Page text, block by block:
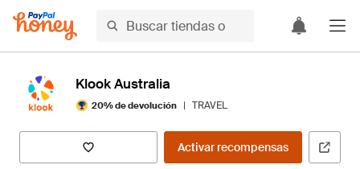
Klook Australia
20% de devolución | TRAVEL
Activar recompensas